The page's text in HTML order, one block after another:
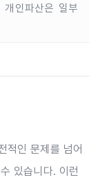
인파산은 일부
적인 문제를 넘어
있습니다. 이런